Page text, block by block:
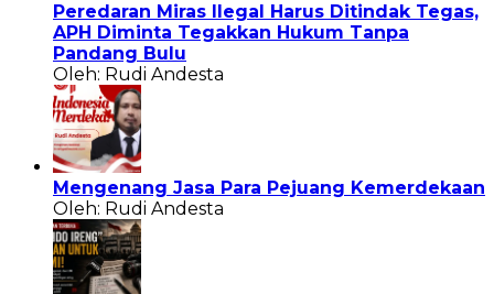
Peredaran Miras Ilegal Harus Ditindak Tegas,
APH Diminta Tegakkan Hukum Tanpa
Pandang Bulu
Oleh: Rudi Andesta
Mengenang Jasa Para Pejuang Kemerdekaan
Oleh: Rudi Andesta